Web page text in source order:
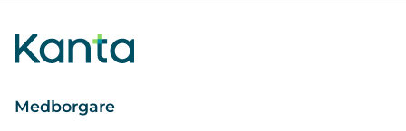
Medborgare